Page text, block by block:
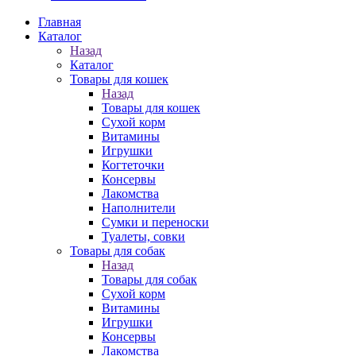
Главная
Каталог
Назад
Каталог
Товары для кошек
Назад
Товары для кошек
Cухой корм
Витамины
Игрушки
Когтеточки
Консервы
Лакомства
Наполнители
Сумки и переноски
Туалеты, совки
Товары для собак
Назад
Товары для собак
Cухой корм
Витамины
Игрушки
Консервы
Лакомства